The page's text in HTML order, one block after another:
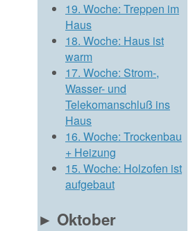
19. Woche: Treppen im
Haus
18. Woche: Haus ist
warm
17. Woche: Strom-,
Wasser- und
Telekomanschluß ins
Haus
16. Woche: Trockenbau
+ Heizung
15. Woche: Holzofen ist
aufgebaut
► Oktober